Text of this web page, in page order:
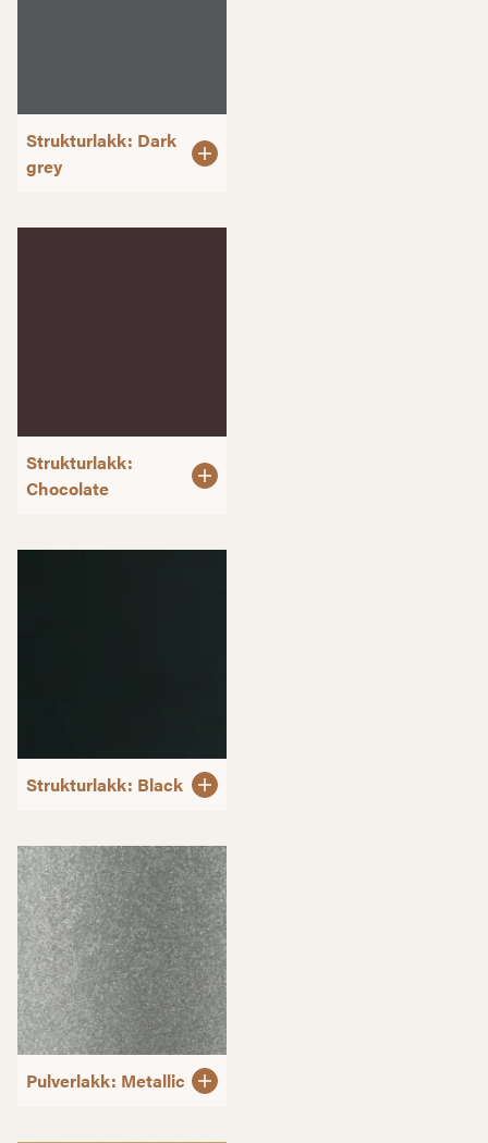
Strukturlakk: Dark
grey
Strukturlakk:
Chocolate
Strukturlakk: Black
Pulverlakk: Metallic